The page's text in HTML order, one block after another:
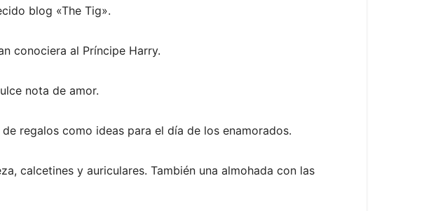
blog «The Tig».
conociera al Príncipe Harry.
nota de amor.
regalos como ideas para el día de los enamorados.
calcetines y auriculares. También una almohada con las